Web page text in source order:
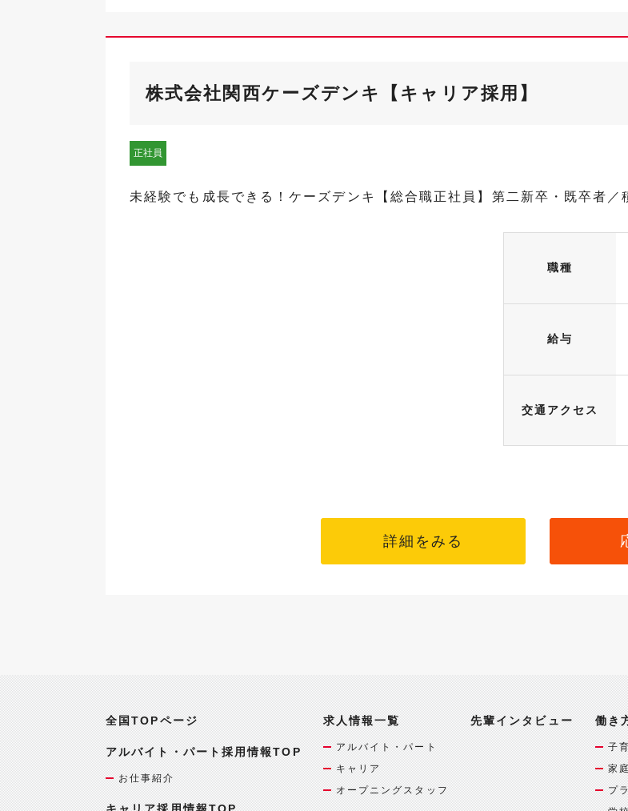
株式会社関西ケーズデンキ【キャリア採用】
正社員
未経験でも成長できる！ケーズデンキ【総合職正社員】第二新卒・既卒者／
職種
給与
交通アクセス
詳細をみる
全国TOPページ
アルバイト・パート採用情報TOP
お仕事紹介
キャリア採用情報TOP
求人情報一覧
アルバイト・パート
キャリア
オープニングスタッフ
先輩インタビュー 働き
子
家
プ